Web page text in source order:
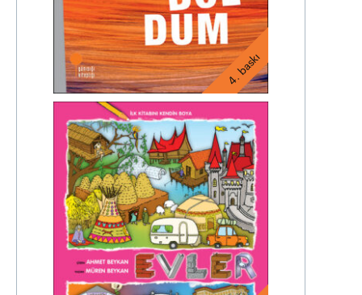
4. baskı